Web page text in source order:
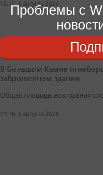
12:12, 6 августа 2026
В Большом Камне
заброшенном здании
Общая площадь возгорания
11:16, 6 августа 2026
Проблемы с